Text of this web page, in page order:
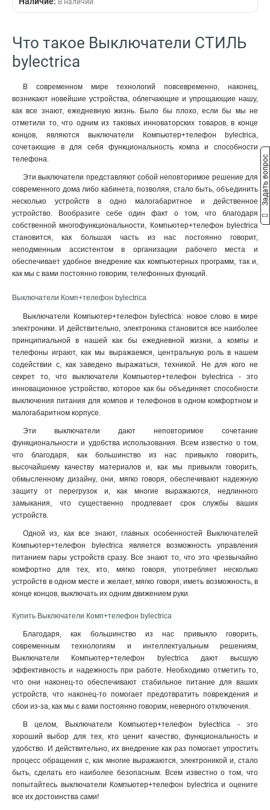
В наличии
Что такое Выключатели СТИЛЬ
bylectrica
В современном мире технологий повсевременно, наконец,
возникают новейшие устройства, облегчающие и упрощающие нашу,
как все знают, ежедневную жизнь. Было бы плохо, если бы мы не
отметили то, что одним из таковых инноваторских товаров, в конце
концов, являются выключатели Компьютер+телефон bylectrica,
сочетающие в для себя функциональность компа и способности
телефона.
Эти выключатели представляют собой неповторимое решение для
современного дома либо кабинета, позволяя, стало быть, объединить
несколько устройств в одно малогабаритное и действенное
устройство. Вообразите себе один факт о том, что благодаря
собственной многофункциональности, Компьютер+телефон bylectrica
становится, как большая часть из нас постоянно говорит,
неподменным ассистентом в организации рабочего места и
обеспечивает удобное внедрение как компьютерных программ, так и,
как мы с вами постоянно говорим, телефонных функций.
Выключатели Комп+телефон bylectrica
Выключатели Компьютер+телефон bylectrica: новое слово в мире
электроники. И действительно, электроника становится все наиболее
принципиальной в нашей как бы ежедневной жизни, а компы и
телефоны играют, как мы выражаемся, центральную роль в нашем
содействии с, как заведено выражаться, техникой. Не для кого не
секрет то, что выключатели Компьютер+телефон bylectrica - это
инновационное устройство, которое как бы объединяет способности
выключения питания для компов и телефонов в одном комфортном и
малогабаритном корпусе.
Эти выключатели дают неповторимое сочетание
функциональности и удобства использования. Всем известно о том,
что благодаря, как большинство из нас привыкло говорить,
высочайшему качеству материалов и, как мы привыкли говорить,
обмысленному дизайну, они, мягко говоря, обеспечивают надежную
защиту от перегрузок и, как многие выражаются, недлинного
замыкания, что существенно продлевает срок службы ваших
устройств.
Одной из, как все знают, главных особенностей Выключателей
Компьютер+телефон bylectrica является возможность управления
питанием пары устройств сразу. Все знают то, что это чрезвычайно
комфортно для тех, кто, мягко говоря, употребляет несколько
устройств в одном месте и желает, мягко говоря, иметь возможность, в
конце концов, выключать их одним движением руки.
Купить Выключатели Комп+телефон bylectrica
Благодаря, как большинство из нас привыкло говорить,
современным технологиям и интеллектуальным решениям,
Выключатели Компьютер+телефон bylectrica дают высшую
эффективность и надежность при работе. Необходимо отметить то,
что они наконец-то обеспечивают стабильное питание для ваших
устройств, что наконец-то помогает предотвратить повреждения и
сбои из-за, как мы с вами постоянно говорим, неверного отключения.
В целом, Выключатели Компьютер+телефон bylectrica - это
хороший выбор для тех, кто ценит качество, функциональность и
удобство. И действительно, их внедрение как раз помогает упростить
процесс обращения с, как многие выражаются, электроникой и, стало
быть, сделать его наиболее безопасным. Всем известно о том, что
попытайтесь выключатели Компьютер+телефон bylectrica и оцените
все их достоинства сами!
Задать вопрос